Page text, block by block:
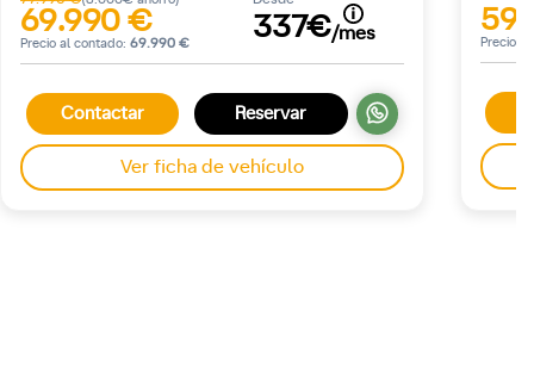
69.990 €
Precio al contado: 69.990 €
337€/mes
Contactar Reservar
Ver ficha de vehículo
Precio